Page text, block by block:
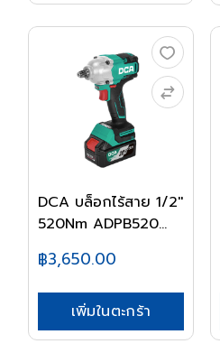
DCA บล็อกไร้สาย 1/2''
520Nm ADPB520...
฿3,650.00
เพิ่มในตะกร้า